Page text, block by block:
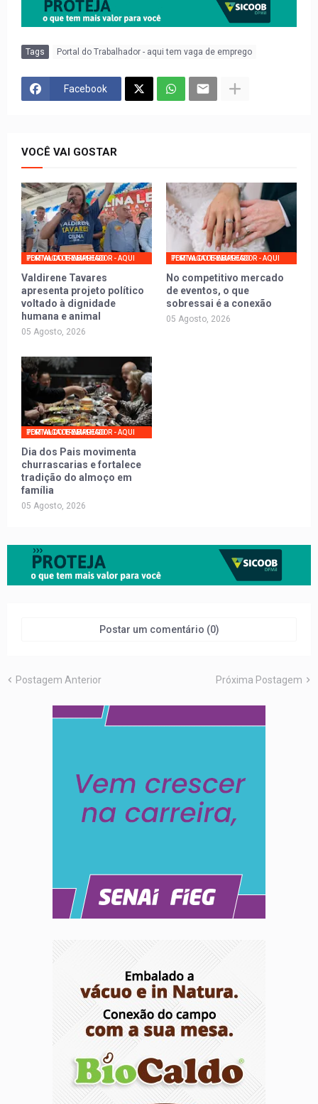
Tags Portal do Trabalhador - aqui tem vaga de emprego
Facebook
VOCÊ VAI GOSTAR
PORTAL DO TRABALHADOR - AQUI TEM VAGA DE EMPREGO
Valdirene Tavares
apresenta projeto político
voltado à dignidade
humana e animal
05 Agosto, 2026
PORTAL DO TRABALHADOR - AQUI TEM VAGA DE EMPREGO
No competitivo mercado
de eventos, o que
sobressai é a conexão
05 Agosto, 2026
PORTAL DO TRABALHADOR - AQUI TEM VAGA DE EMPREGO
Dia dos Pais movimenta
churrascarias e fortalece
tradição do almoço em
família
05 Agosto, 2026
Postar um comentário (0)
Postagem Anterior Próxima Postagem